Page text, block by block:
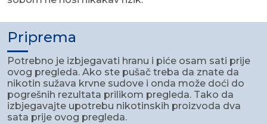
Priprema
Potrebno je izbjegavati hranu i piće osam sati prije
ovog pregleda. Ako ste pušač treba da znate da
nikotin sužava krvne sudove i onda može doći do
pogrešnih rezultata prilikom pregleda. Tako da
izbjegavajte upotrebu nikotinskih proizvoda dva
sata prije ovog pregleda.